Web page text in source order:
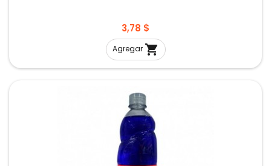
Precio
3,78 $
Agregar 